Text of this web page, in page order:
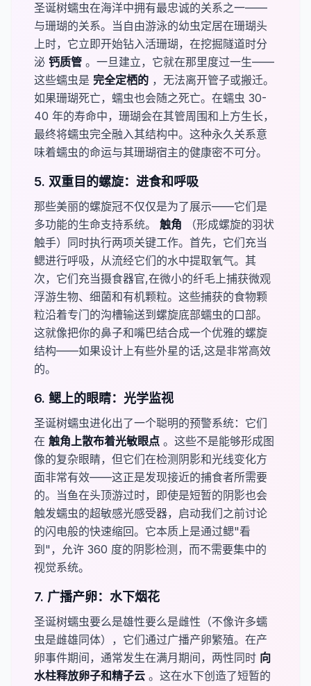
圣诞树蠕虫在海洋中拥有最忠诚的关系之一——
与珊瑚的关系。当自由游泳的幼虫定居在珊瑚头
上时，它立即开始钻入活珊瑚，在挖掘隧道时分
泌 ​钙质管​ 。一旦建立，它就在那里度过一生——
这些蠕虫是 ​完全定栖的​ ，无法离开管子或搬迁。
如果珊瑚死亡，蠕虫也会随之死亡。在蠕虫 30-
40 年的寿命中，珊瑚会在其管周围和上方生长，
最终将蠕虫完全融入其结构中。这种永久关系意
味着蠕虫的命运与其珊瑚宿主的健康密不可分。
5. 双重目的螺旋：进食和呼吸
那些美丽的螺旋冠不仅仅是为了展示——它们是
多功能的生命支持系统。 ​触角​ （形成螺旋的羽状
触手）同时执行两项关键工作。首先，它们充当
鳃进行呼吸，从流经它们的水中提取氧气。其
次，它们充当摄食器官,在微小的纤毛上捕获微观
浮游生物、细菌和有机颗粒。这些捕获的食物颗
粒沿着专门的沟槽输送到螺旋底部蠕虫的口部。
这就像把你的鼻子和嘴巴结合成一个优雅的螺旋
结构——如果设计上有些外星的话,这是非常高效
的。
6. 鳃上的眼睛：光学监视
圣诞树蠕虫进化出了一个聪明的预警系统：它们
在 ​触角上散布着光敏眼点​ 。这些不是能够形成图
像的复杂眼睛，但它们在检测阴影和光线变化方
面非常有效——这正是发现接近的捕食者所需要
的。当鱼在头顶游过时，即使是短暂的阴影也会
触发蠕虫的超敏感光感受器，启动我们之前讨论
的闪电般的快速缩回。它本质上是通过鳃"看
到"，允许 360 度的阴影检测，而不需要集中的
视觉系统。
7. 广播产卵：水下烟花
圣诞树蠕虫要么是雄性要么是雌性（不像许多蠕
虫是雌雄同体），它们通过广播产卵繁殖。在产
卵事件期间，通常发生在满月期间，两性同时 ​向
水柱释放卵子和精子云​ 。这在水下创造了短暂的